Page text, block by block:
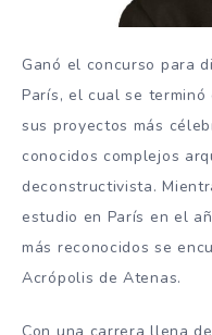
Ganó el concurso para
París, el cual se terminó
sus proyectos más
conocidos complejos
deconstructivista.
estudio en París en el
más reconocidos se
Acrópolis de Atenas.
Con una carrera llena